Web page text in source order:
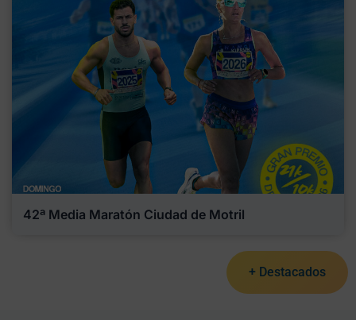
42ª Media Maratón Ciudad de Motril
+ Destacados